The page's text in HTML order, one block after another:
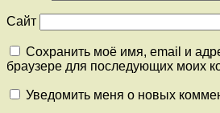
Сайт
Сохранить моё имя, email и
браузере для последующих моих
Уведомить меня о новых